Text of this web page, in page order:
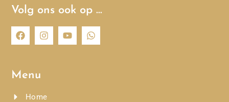
Volg ons ook op …
Menu
Home